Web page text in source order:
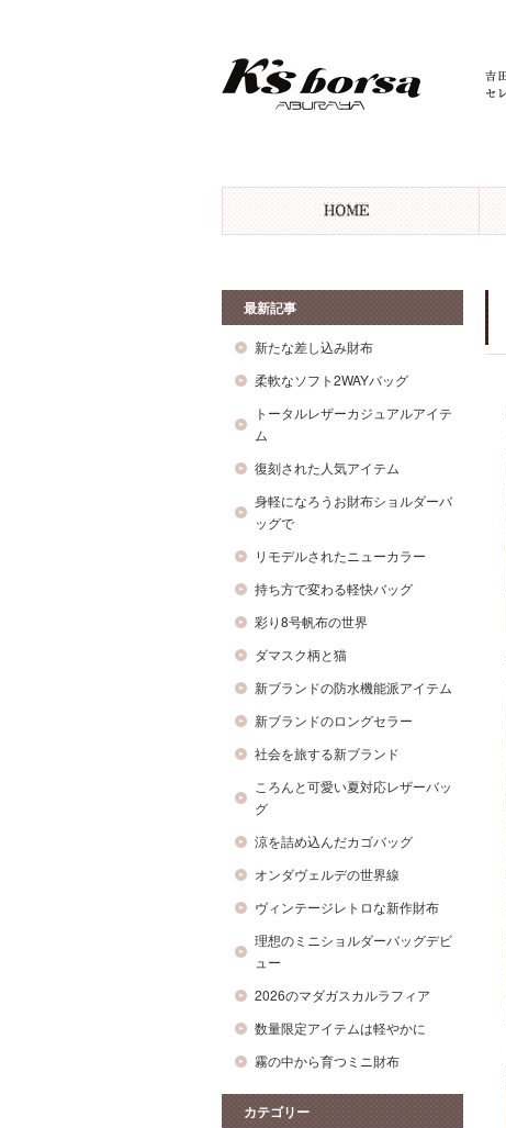
最新記事
新たな差し込み財布
柔軟なソフト2WAYバッグ
トータルレザーカジュアルアイテ
ム
復刻された人気アイテム
身軽になろうお財布ショルダーバ
ッグで
リモデルされたニューカラー
持ち方で変わる軽快バッグ
彩り8号帆布の世界
ダマスク柄と猫
新ブランドの防水機能派アイテム
新ブランドのロングセラー
社会を旅する新ブランド
ころんと可愛い夏対応レザーバッ
グ
涼を詰め込んだカゴバッグ
オンダヴェルデの世界線
ヴィンテージレトロな新作財布
理想のミニショルダーバッグデビ
ュー
2026のマダガスカルラフィア
数量限定アイテムは軽やかに
霧の中から育つミニ財布
カテゴリー